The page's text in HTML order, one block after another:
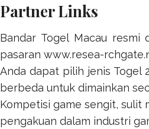
Partner Links
Bandar Togel Macau resmi
pasaran www.resea-
Anda dapat pilih jenis Togel
berbeda untuk dimainkan
Kompetisi game sengit, sulit
pengakuan dalam industri